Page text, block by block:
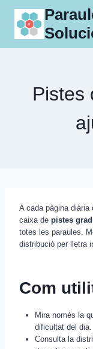
content
A cada pàgina diària
caixa de pistes
totes les paraules.
distribució per lletra
Com
Mira només la
dificultat del dia.
Consulta la